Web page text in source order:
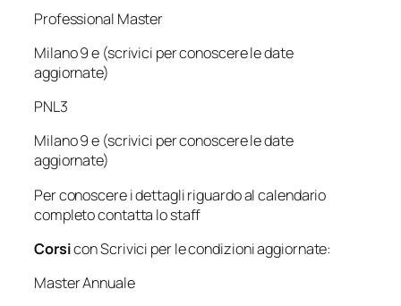
Professional Master
Milano 9 e (scrivici per conoscere le date
aggiornate)
PNL3
Milano 9 e (scrivici per conoscere le date
aggiornate)
Per conoscere i dettagli riguardo al calendario
completo contatta lo staff
Corsicon Scrivici per le condizioni aggiornate:
Master Annuale